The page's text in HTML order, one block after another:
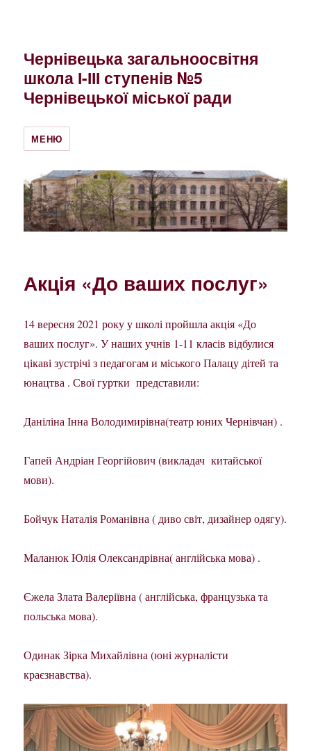
Чернівецька загальноосвітня
школа І-ІІІ ступенів №5
Чернівецької міської ради
МЕНЮ
Акція «До ваших послуг»
14 вересня 2021 року у школі пройшла акція «До
ваших послуг». У наших учнів 1-11 класів відбулися
цікаві зустрічі з педагогам и міського Палацу дітей та
юнацтва . Свої гуртки представили:
Даніліна Інна Володимирівна(театр юних Чернівчан) .
Гапей Андріан Георгійович (викладач китайської
мови).
Бойчук Наталія Романівна ( диво світ, дизайнер одягу).
Маланюк Юлія Олександрівна( англійська мова) .
Єжела Злата Валеріївна ( англійська, французька та
польська мова).
Одинак Зірка Михайлівна (юні журналісти
краєзнавства).